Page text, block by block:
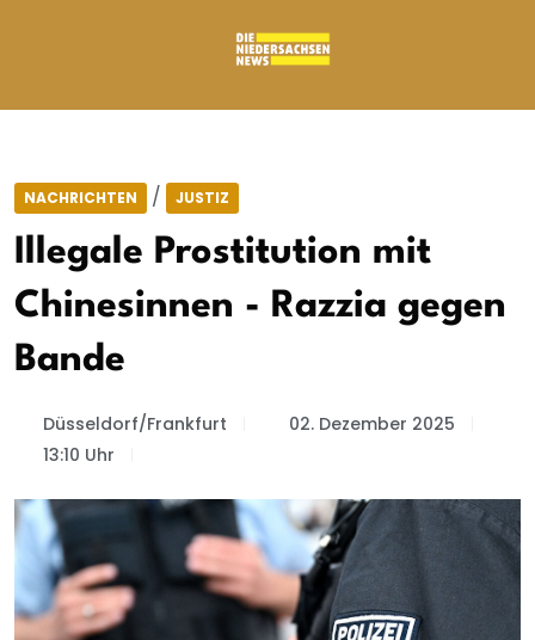
NACHRICHTEN / JUSTIZ
Illegale Prostitution mit
Chinesinnen - Razzia gegen
Bande
Düsseldorf/Frankfurt
02. Dezember 2025
13:10 Uhr